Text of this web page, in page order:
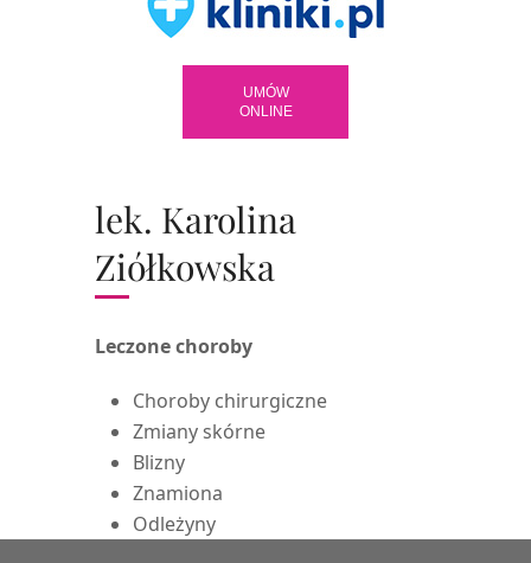
UMÓW
ONLINE
lek. Karolina
Ziółkowska
Leczone choroby
Choroby chirurgiczne
Zmiany skórne
Blizny
Znamiona
Odleżyny